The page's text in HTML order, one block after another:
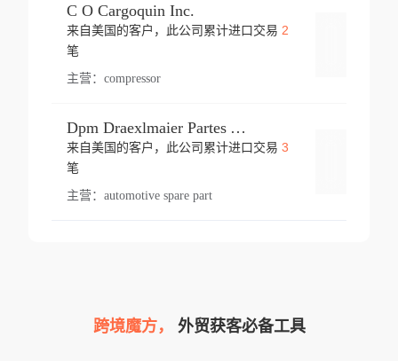
C O Cargoquin Inc.
来自美国的客户，此公司累计进口交易 2
笔
主营： compressor
Dpm Draexlmaier Partes Automotrices Corr Ind Huejotzingo
来自美国的客户，此公司累计进口交易 3
笔
主营： automotive spare part
跨境魔方， 外贸获客必备工具